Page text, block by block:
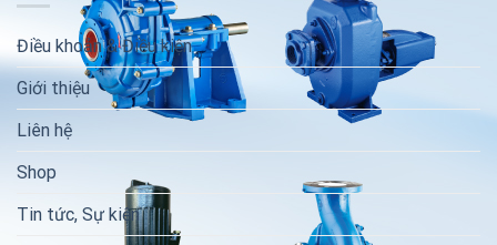
Điều khoản & Điều kiện
Giới thiệu
Liên hệ
Shop
Tin tức, Sự kiện